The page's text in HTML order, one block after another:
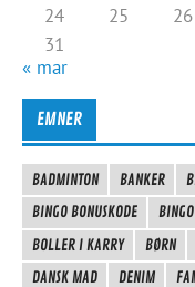
24
25 26
31
« mar
EMNER
BADMINTON BANKER
BINGO BONUSKODE
BOLLER I KARRY
BØRN
DANSK MAD
DENIM